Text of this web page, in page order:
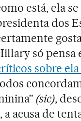
está, ela
dos
só pensa
sobre
(sic),
a acusa de